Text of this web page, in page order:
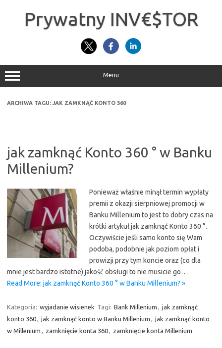
Prywatny INV€$TOR
Menu
ARCHIWA TAGU: JAK ZAMKNĄĆ KONTO 360
jak zamknąć Konto 360 ° w Banku
Millenium?
Ponieważ właśnie minął termin wypłaty
premii z okazji sierpniowej promocji w
Banku Millenium to jest to dobry czas na
krótki artykuł jak zamknąć Konto 360 °.
Oczywiście jeśli samo konto się Wam
podoba, podobnie jak poziom opłat i
prowizji przy tym koncie oraz (co dla
mnie jest bardzo istotne) jakość obsługi to nie musicie go…
Read More: jak zamknąć Konto 360 ° w Banku Millenium? »
Kategoria: wyjadanie wisienek Tagi: Bank Millenium , jak zamknąć
konto 360, jak zamknąć konto w Banku Millenium , jak zamknąć konto
w Millenium , zamknięcie konta 360, zamknięcie konta Millenium